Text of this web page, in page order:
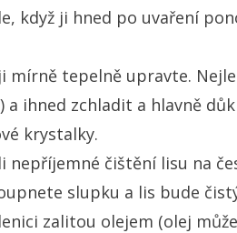
když ji hned po uvaření
mírně tepelně upravte.
ihned zchladit a hlavně
krystalky.
nepříjemné čištění lisu na
slupku a lis bude
zalitou olejem (olej